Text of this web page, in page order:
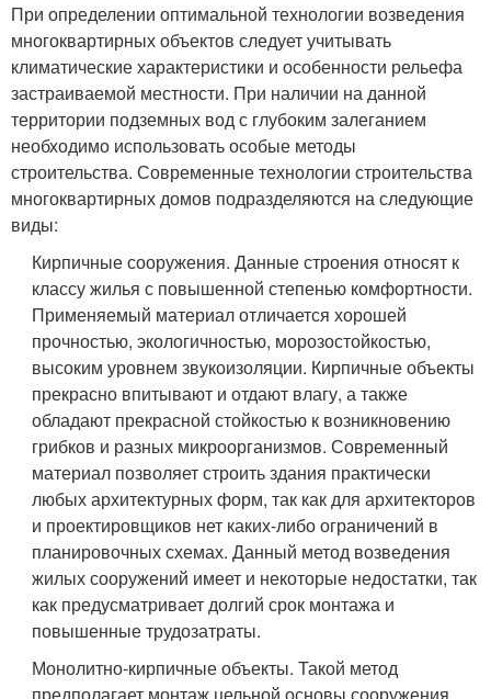
При определении оптимальной технологии возведения
многоквартирных объектов следует учитывать
климатические характеристики и особенности рельефа
застраиваемой местности. При наличии на данной
территории подземных вод с глубоким залеганием
необходимо использовать особые методы
строительства. Современные технологии строительства
многоквартирных домов подразделяются на следующие
виды:
Кирпичные сооружения. Данные строения относят к
классу жилья с повышенной степенью комфортности.
Применяемый материал отличается хорошей
прочностью, экологичностью, морозостойкостью,
высоким уровнем звукоизоляции. Кирпичные объекты
прекрасно впитывают и отдают влагу, а также
обладают прекрасной стойкостью к возникновению
грибков и разных микроорганизмов. Современный
материал позволяет строить здания практически
любых архитектурных форм, так как для архитекторов
и проектировщиков нет каких-либо ограничений в
планировочных схемах. Данный метод возведения
жилых сооружений имеет и некоторые недостатки, так
как предусматривает долгий срок монтажа и
повышенные трудозатраты.
Монолитно-кирпичные объекты. Такой метод